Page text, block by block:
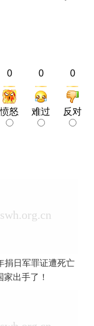
0
愤怒
0
难过
0
反对
捐日军罪证遭死亡
家出手了！